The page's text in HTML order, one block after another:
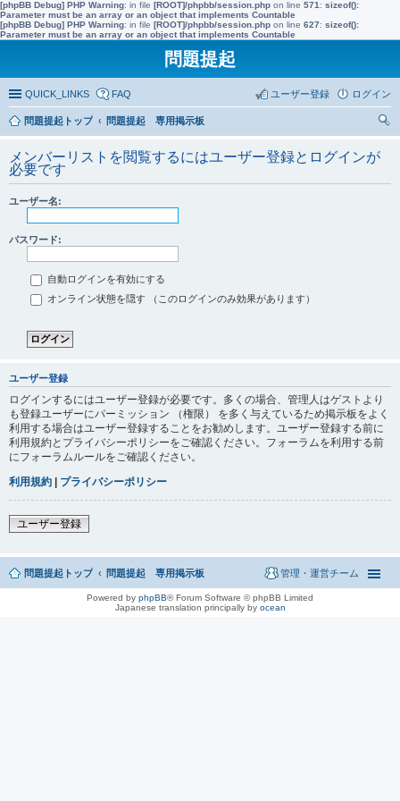
[phpBB Debug] PHP Warning: in file [ROOT]/phpbb/session.php on line 571 : sizeof():
Parameter must be an array or an object that implements Countable
[phpBB Debug] PHP Warning: in file [ROOT]/phpbb/session.php on line 627: sizeof():
Parameter must be an array or an object that implements Countable
問題提起
QUICK_LINKS FAQ ログイン
ユーザー登録
問題提起トップ
問題提起 専用掲示板
メンバーリストを閲覧するにはユーザー登録とログインが
必要です
ユーザー名:
パスワード:
自動ログインを有効にする
オンライン状態を隠す （このログインのみ効果があります）
ユーザー登録
ログインするにはユーザー登録が必要です。多くの場合、管理人はゲストより
も登録ユーザーにパーミッション （権限） を多く与えているため掲示板をよく
利用する場合はユーザー登録することをお勧めします。ユーザー登録する前に
利用規約とプライバシーポリシーをご確認ください。フォーラムを利用する前
にフォーラムルールをご確認ください。
利用規約 | プライバシーポリシー
ユーザー登録
問題提起トップ 問題提起 専用掲示板 管理・運営チーム
Powered by phpBB® Forum Software © phpBB Limited
Japanese translation principally by ocean